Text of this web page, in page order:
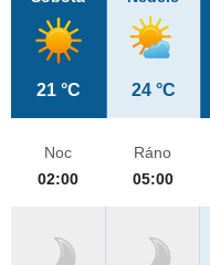
21 °C 24 °C
Noc
02:00
Ráno
05:00